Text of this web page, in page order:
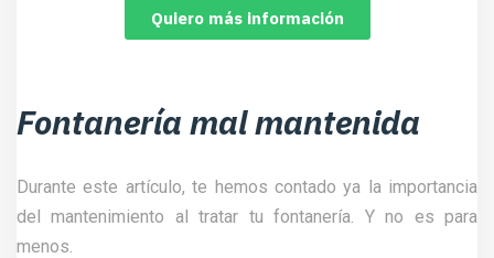
Quiero más información
Fontanería mal mantenida
Durante este artículo, te hemos contado ya la importancia
del mantenimiento al tratar tu fontanería. Y no es para
menos.